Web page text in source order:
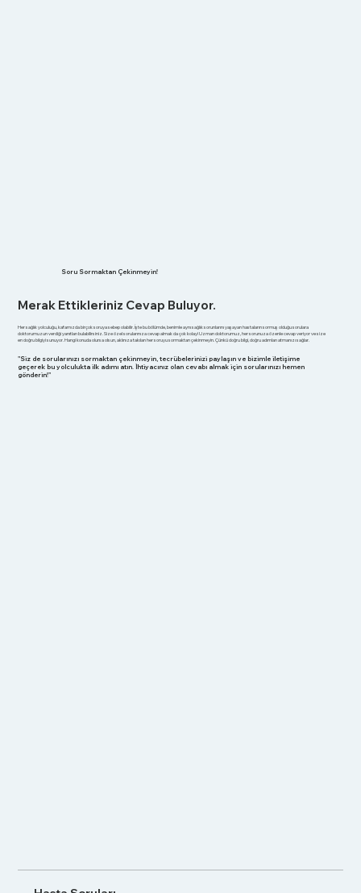
Soru Sormaktan Çekinmeyin!
Merak Ettikleriniz Cevap Buluyor.
Her sağlık yolculuğu, kafamızda birçok soruya sebep olabilir. İşte bu bölümde, benimle aynı sağlık sorunlarını yaşayan hastaların sormuş olduğu sorulara
doktorumuzun verdiği yanıtları bulabilirsiniz. Size özel sorularınıza cevap almak da çok kolay! Uzman doktorumuz, her sorunuza özenle cevap veriyor ve size
en doğru bilgiyi sunuyor. Hangi konuda olursa olsun, aklınıza takılan her soruyu sormaktan çekinmeyin. Çünkü doğru bilgi, doğru adımları atmanızı sağlar.
"Siz de sorularınızı sormaktan çekinmeyin, tecrübelerinizi paylaşın ve bizimle iletişime
geçerek bu yolculukta ilk adımı atın. İhtiyacınız olan cevabı almak için sorularınızı hemen
gönderin!"